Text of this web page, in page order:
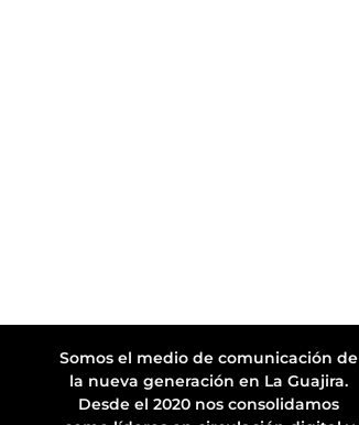
Somos el medio de comunicación de
la nueva generación en La Guajira.
Desde el 2020 nos consolidamos